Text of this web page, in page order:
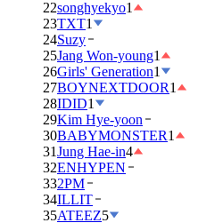
22songhyekyo1
23TXT1
24Suzy
25Jang Won-young1
26Girls' Generation1
27BOYNEXTDOOR1
28IDID1
29Kim Hye-yoon
30BABYMONSTER1
31Jung Hae-in4
32ENHYPEN
332PM
34ILLIT
35ATEEZ5